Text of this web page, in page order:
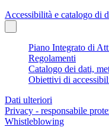
Accessibilità e catalogo di
Piano Integrato di
Regolamenti
Catalogo dei dati,
Obiettivi di
Dati ulteriori
Privacy - responsabile
Whistleblowing